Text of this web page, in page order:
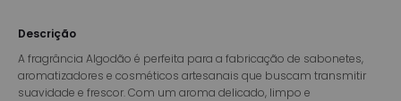
Descrição
A fragrância Algodão é perfeita para a fabricação de sabonetes,
aromatizadores e cosméticos artesanais que buscam transmitir
suavidade e frescor. Com um aroma delicado, limpo e